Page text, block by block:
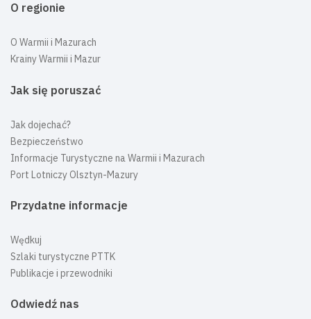
O regionie
O Warmii i Mazurach
Krainy Warmii i Mazur
Jak się poruszać
Jak dojechać?
Bezpieczeństwo
Informacje Turystyczne na Warmii i Mazurach
Port Lotniczy Olsztyn-Mazury
Przydatne informacje
Wędkuj
Szlaki turystyczne PTTK
Publikacje i przewodniki
Odwiedź nas